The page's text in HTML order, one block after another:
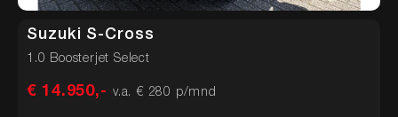
Suzuki S-Cross
1.0 Boosterjet Select
€ 14.950,- v.a. € 280 p/mnd